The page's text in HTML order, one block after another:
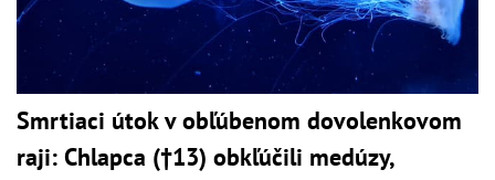
Smrtiaci útok v obľúbenom dovolenkovom
raji: Chlapca (†13) obkľúčili medúzy,